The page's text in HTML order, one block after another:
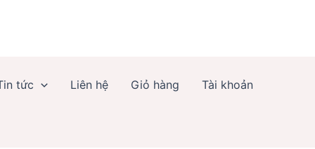
tức Liên hệ Giỏ hàng Tài khoản